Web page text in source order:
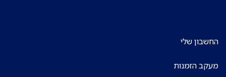
החשבון שלי
מעקב הזמנות